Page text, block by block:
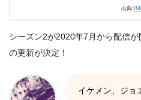
出典:
シーズン2が2020年7月から配信
の更新が決定！
イケメン、ジョ